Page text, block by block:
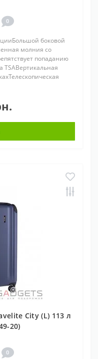
0
боковой
молния со
попаданию
TSAВертикальная
City (L) 113 л
20)
0